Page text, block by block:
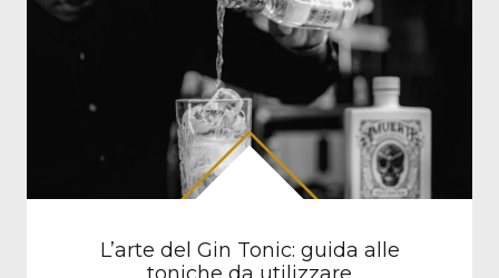
L’arte del Gin Tonic: guida alle